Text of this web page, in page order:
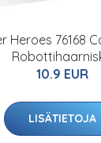
Heroes 76168
10.9 EUR
LISÄTIETOJA